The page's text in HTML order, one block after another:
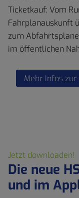
Ticketkauf: Vom
Fahrplanauskunft
zum
im öffentlichen
Mehr Infos zur
Jetzt downloaden!
Die neue
und im